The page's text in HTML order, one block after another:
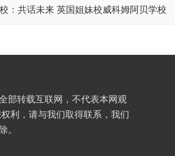
：共话未来 英国姐妹校威科姆阿贝学校
部转载互联网，不代表本网观
利，请与我们取得联系，我们
。